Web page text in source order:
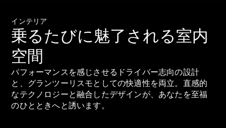
GLE
GLE Coupé
GLS
Mercedes-
Maybach
GLS
G-
Class
電気
G-Class
インテリア
乗るたびに魅了される室内
空間
パフォーマンスを感じさせるドライバー志向の設計
と、グランツーリスモとしての快適性を両立。直感的
なテクノロジーと融合したデザインが、あなたを至福
のひとときへと誘います。